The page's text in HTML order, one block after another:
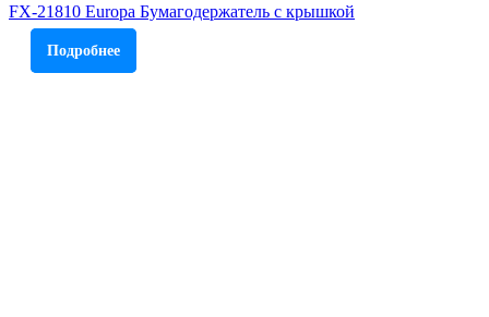
FX-21810 Europa Бумагодержатель с крышкой
Подробнее